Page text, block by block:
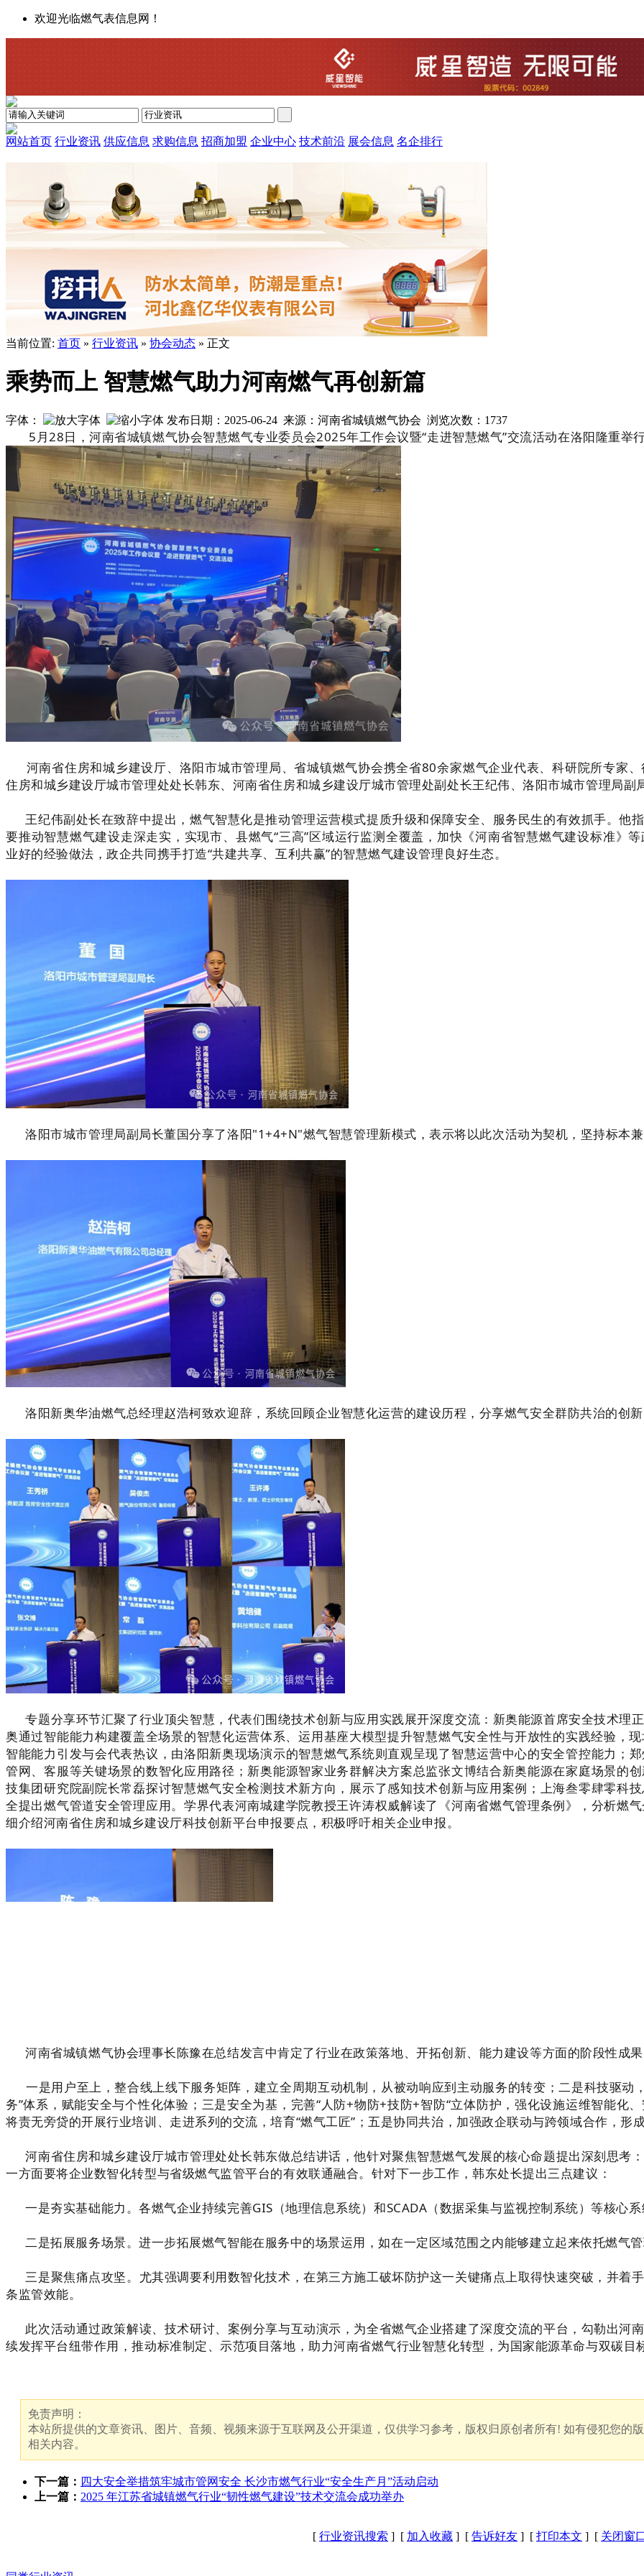
欢迎光临燃气表信息网！
网站首页 行业资讯 供应信息 求购信息 招商加盟 企业中心 技术前沿 展会信息 名企排行
当前位置: 首页 » 行业资讯 » 协会动态 » 正文
乘势而上 智慧燃气助力河南燃气再创新篇
字体： 发布日期：2025-06-24 来源：河南省城镇燃气协会 浏览次数： 1737
5月28日，河南省城镇燃气协会智慧燃气专业委员会2025年工作会议暨“走进智慧燃气”交流活动在洛阳隆重举
河南省住房和城乡建设厅、洛阳市城市管理局、省城镇燃气协会携全省80余家燃气企业代表、科研院所专家
住房和城乡建设厅城市管理处处长韩东、河南省住房和城乡建设厅城市管理处副处长王纪伟、洛阳市城市管理局
王纪伟副处长在致辞中提出，燃气智慧化是推动管理运营模式提质升级和保障安全、服务民生的有效抓手。他
要推动智慧燃气建设走深走实，实现市、县燃气“三高”区域运行监测全覆盖，加快《河南省智慧燃气建设标准》
业好的经验做法，政企共同携手打造“共建共享、互利共赢”的智慧燃气建设管理良好生态。
洛阳市城市管理局副局长董国分享了洛阳"1+4+N"燃气智慧管理新模式，表示将以此次活动为契机，坚持标本
洛阳新奥华油燃气总经理赵浩柯致欢迎辞，系统回顾企业智慧化运营的建设历程，分享燃气安全群防共治的创
专题分享环节汇聚了行业顶尖智慧，代表们围绕技术创新与应用实践展开深度交流：新奥能源首席安全技术理
奥通过智能能力构建覆盖全场景的智慧化运营体系、运用基座大模型提升智慧燃气安全性与开放性的实践经验，
智能能力引发与会代表热议，由洛阳新奥现场演示的智慧燃气系统则直观呈现了智慧运营中心的安全管控能力；
管网、客服等关键场景的数智化应用路径；新奥能源智家业务群解决方案总监张文博结合新奥能源在家庭场景的
技集团研究院副院长常磊探讨智慧燃气安全检测技术新方向，展示了感知技术创新与应用案例；上海叁零肆零科
全提出燃气管道安全管理应用。学界代表河南城建学院教授王许涛权威解读了《河南省燃气管理条例》，分析燃
细介绍河南省住房和城乡建设厅科技创新平台申报要点，积极呼吁相关企业申报。
河南省城镇燃气协会理事长陈豫在总结发言中肯定了行业在政策落地、开拓创新、能力建设等方面的阶段性成
一是用户至上，整合线上线下服务矩阵，建立全周期互动机制，从被动响应到主动服务的转变；二是科技驱
务”体系，赋能安全与个性化体验；三是安全为基，完善“人防+物防+技防+智防“立体防护，强化设施运维智能化
将责无旁贷的开展行业培训、走进系列的交流，培育“燃气工匠”；五是协同共治，加强政企联动与跨领域合作，形
河南省住房和城乡建设厅城市管理处处长韩东做总结讲话，他针对聚焦智慧燃气发展的核心命题提出深刻思考
一方面要将企业数智化转型与省级燃气监管平台的有效联通融合。针对下一步工作，韩东处长提出三点建议：
一是夯实基础能力。各燃气企业持续完善GIS（地理信息系统）和SCADA（数据采集与监视控制系统）等核心
二是拓展服务场景。进一步拓展燃气智能在服务中的场景运用，如在一定区域范围之内能够建立起来依托燃气
三是聚焦痛点攻坚。尤其强调要利用数智化技术，在第三方施工破坏防护这一关键痛点上取得快速突破，并着
条监管效能。
此次活动通过政策解读、技术研讨、案例分享与互动演示，为全省燃气企业搭建了深度交流的平台，勾勒出河
续发挥平台纽带作用，推动标准制定、示范项目落地，助力河南省燃气行业智慧化转型，为国家能源革命与双碳目
免责声明：
本站所提供的文章资讯、图片、音频、视频来源于互联网及公开渠道，仅供学习参考，版权归原创者所有! 如有侵犯您的
相关内容。
下一篇： 四大安全举措筑牢城市管网安全 长沙市燃气行业“安全生产月”活动启动
上一篇： 2025 年江苏省城镇燃气行业“韧性燃气建设”技术交流会成功举办
[ 行业资讯搜索 ] [ 加入收藏 ] [ 告诉好友 ] [ 打印本文 ] [ 关闭窗